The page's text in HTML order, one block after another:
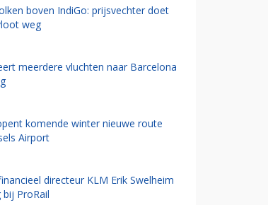
boven IndiGo: prijsvechter doet
weg
meerdere vluchten naar Barcelona
komende winter nieuwe route
Airport
directeur KLM Erik Swelheim
ProRail